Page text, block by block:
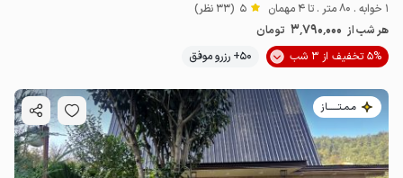
1 خوابه . 80 متر . تا 4 مهمان 5 (33 نظر)
هر شب از 3٬790٬000 تومان
5% تخفیف از 3 شب
50+ رزرو موفق
مـمـتــــــاز